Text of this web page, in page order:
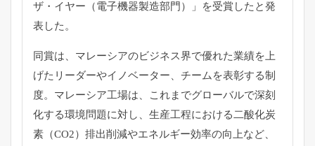
ザ・イヤー（電子機器製造部門）」を受賞したと発
表した。
同賞は、マレーシアのビジネス界で優れた業績を上
げたリーダーやイノベーター、チームを表彰する制
度。マレーシア工場は、これまでグローバルで深刻
化する環境問題に対し、生産工程における二酸化炭
素（CO2）排出削減やエネルギー効率の向上など、